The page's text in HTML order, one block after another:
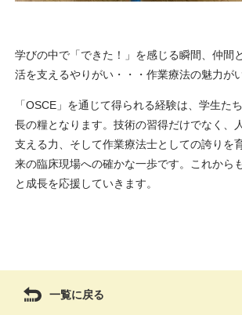
学びの中で「できた！」を感じる瞬間、仲間
活を支えるやりがい・・・作業療法の魅力が
「OSCE」を通じて得られる経験は、学生た
長の糧となります。技術の習得だけでなく、
支える力、そして作業療法士としての誇りを
来の臨床現場への確かな一歩です。これから
と成長を応援していきます。
一覧に戻る